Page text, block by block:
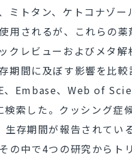
ミトタン、ケトコナゾ
用されるが、これらの
クレビューおよびメタ
期間に及ぼす影響を比
、Embase、Web of
索した。クッシング症
存期間が報告されて
の中で4つの研究からト